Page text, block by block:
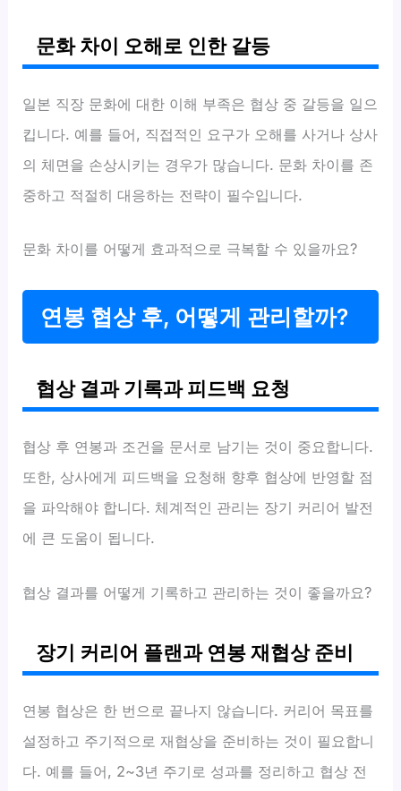
문화 차이 오해로 인한 갈등
일본 직장 문화에 대한 이해 부족은 협상 중 갈등을 일으
킵니다. 예를 들어, 직접적인 요구가 오해를 사거나 상사
의 체면을 손상시키는 경우가 많습니다. 문화 차이를 존
중하고 적절히 대응하는 전략이 필수입니다.
문화 차이를 어떻게 효과적으로 극복할 수 있을까요?
연봉 협상 후, 어떻게 관리할까?
협상 결과 기록과 피드백 요청
협상 후 연봉과 조건을 문서로 남기는 것이 중요합니다.
또한, 상사에게 피드백을 요청해 향후 협상에 반영할 점
을 파악해야 합니다. 체계적인 관리는 장기 커리어 발전
에 큰 도움이 됩니다.
협상 결과를 어떻게 기록하고 관리하는 것이 좋을까요?
장기 커리어 플랜과 연봉 재협상 준비
연봉 협상은 한 번으로 끝나지 않습니다. 커리어 목표를
설정하고 주기적으로 재협상을 준비하는 것이 필요합니
다. 예를 들어, 2~3년 주기로 성과를 정리하고 협상 전